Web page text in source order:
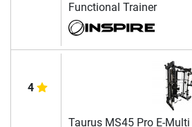
Functional Trainer
4
Taurus MS45 Pro E-Multi